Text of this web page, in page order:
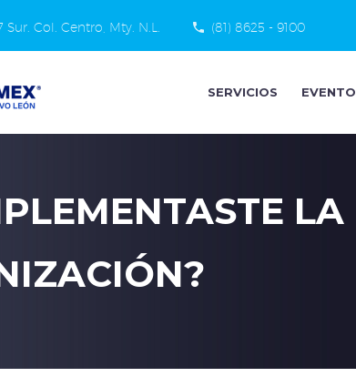
Col. Centro, Mty. N.L. (81) 8625 - 9100
SERVICIOS